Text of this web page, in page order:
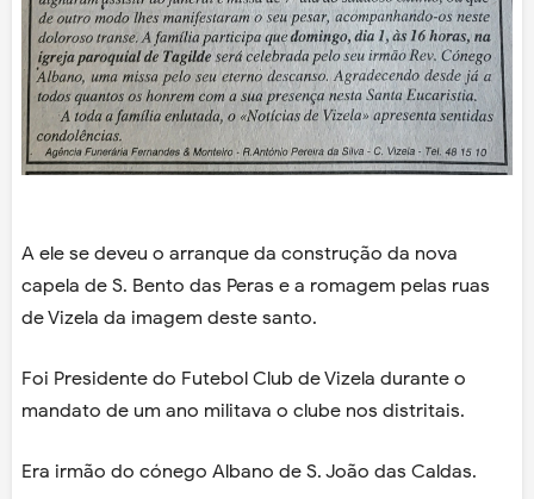
A ele se deveu o arranque da construção da nova
capela de S. Bento das Peras e a romagem pelas ruas
de Vizela da imagem deste santo.
Foi Presidente do Futebol Club de Vizela durante o
mandato de um ano militava o clube nos distritais.
Era irmão do cónego Albano de S. João das Caldas.